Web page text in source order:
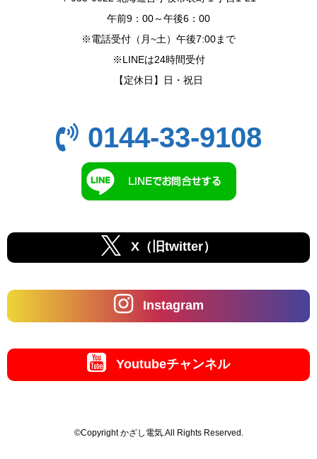
午前9：00～午後6：00
※電話受付（月~土）午後7:00まで
※LINEは24時間受付
【定休日】日・祝日
0144-33-9108
X（旧twitter）
Instagram
Youtubeチャンネル
©Copyright かざし電気.All Rights Reserved.